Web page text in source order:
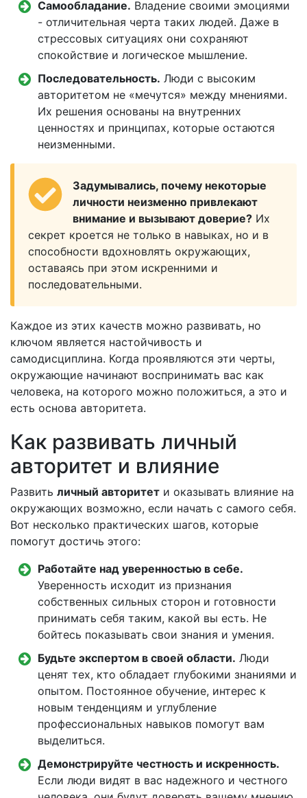
Самообладание. Владение своими эмоциями
- отличительная черта таких людей. Даже в
стрессовых ситуациях они сохраняют
спокойствие и логическое мышление.
Последовательность. Люди с высоким
авторитетом не «мечутся» между мнениями.
Их решения основаны на внутренних
ценностях и принципах, которые остаются
неизменными.
Задумывались, почему некоторые
личности неизменно привлекают
внимание и вызывают доверие? Их
секрет кроется не только в навыках, но и в
способности вдохновлять окружающих,
оставаясь при этом искренними и
последовательными.
Каждое из этих качеств можно развивать, но
ключом является настойчивость и
самодисциплина. Когда проявляются эти черты,
окружающие начинают воспринимать вас как
человека, на которого можно положиться, а это и
есть основа авторитета.
Как развивать личный
авторитет и влияние
Развить личный авторитет и оказывать влияние на
окружающих возможно, если начать с самого себя.
Вот несколько практических шагов, которые
помогут достичь этого:
Работайте над уверенностью в себе.
Уверенность исходит из признания
собственных сильных сторон и готовности
принимать себя таким, какой вы есть. Не
бойтесь показывать свои знания и умения.
Будьте экспертом в своей области. Люди
ценят тех, кто обладает глубокими знаниями и
опытом. Постоянное обучение, интерес к
новым тенденциям и углубление
профессиональных навыков помогут вам
выделиться.
Демонстрируйте честность и искренность.
Если люди видят в вас надежного и честного